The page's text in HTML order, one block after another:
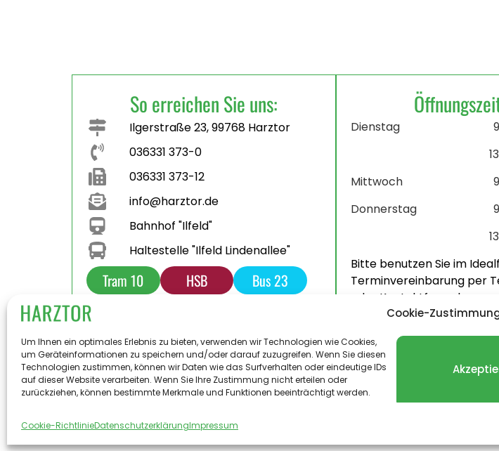
Cookie-
Um Ihnen ein optimales Erlebnis zu bieten, verwenden wir Technologien wie Cookies,
um Geräteinformationen zu speichern und/oder darauf zuzugreifen. Wenn Sie diesen
Technologien zustimmen, können wir Daten wie das Surfverhalten oder eindeutige IDs
auf dieser Website verarbeiten. Wenn Sie Ihre Zustimmung nicht erteilen oder
zurückziehen, können bestimmte Merkmale und Funktionen beeinträchtigt werden.
Cookie-RichtlinieDatenschutzerklärungImpressum
So erreichen Sie uns:
Ilgerstraße 23, 99768 Harztor
036331 373-0
036331 373-12
info@harztor.de
Bahnhof "Ilfeld"
Haltestelle "Ilfeld Lindenallee"
Tram 10 HSB
Bus 23
Dienstag
Mittwoch
Donnerstag
Bitte benutzen Sie im
Terminvereinbarung per
oder Kontaktformular.
© 2024 – 2026 Landgemeinde